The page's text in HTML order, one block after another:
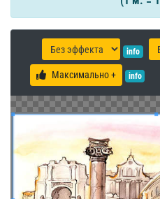
info
Максимально + info